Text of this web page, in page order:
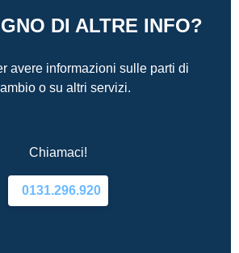
DI ALTRE INFO?
avere informazioni sulle parti di
o su altri servizi.
Chiamaci!
0131.296.920